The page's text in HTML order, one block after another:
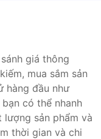
giá thông
mua sắm sản
hàng đầu như
có thể nhanh
lượng sản phẩm và
thời gian và chi